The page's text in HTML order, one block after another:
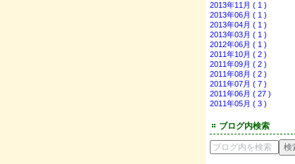
2013年11月 ( 1 )
2013年06月 ( 1 )
2013年04月 ( 1 )
2013年03月 ( 1 )
2012年06月 ( 1 )
2011年10月 ( 2 )
2011年09月 ( 2 )
2011年08月 ( 2 )
2011年07月 ( 7 )
2011年06月 ( 27 )
2011年05月 ( 3 )
ブログ内検索